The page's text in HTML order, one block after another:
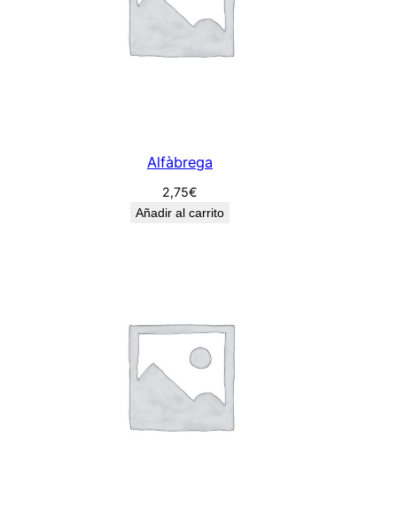
Alfàbrega
2,75€
Añadir al carrito